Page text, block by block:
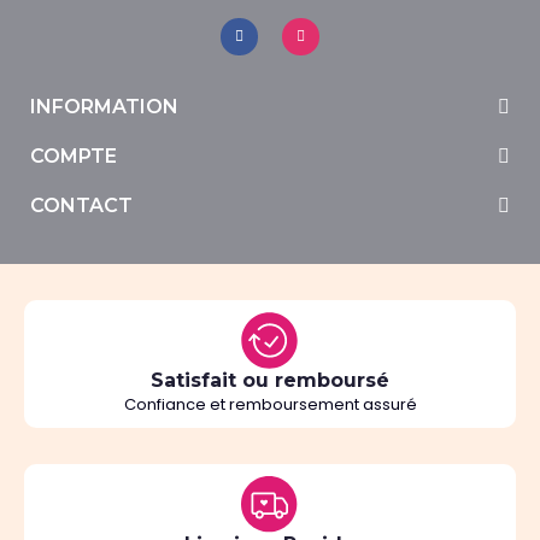
INFORMATION
COMPTE
CONTACT
Satisfait ou remboursé
Confiance et remboursement assuré